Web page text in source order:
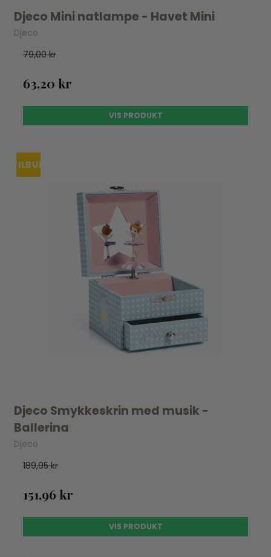
Djeco Mini natlampe - Havet Mini
Djeco
79,00 kr
63,20 kr
VIS PRODUKT
TILBUD
Djeco Smykkeskrin med musik -
Ballerina
Djeco
189,95 kr
151,96 kr
VIS PRODUKT